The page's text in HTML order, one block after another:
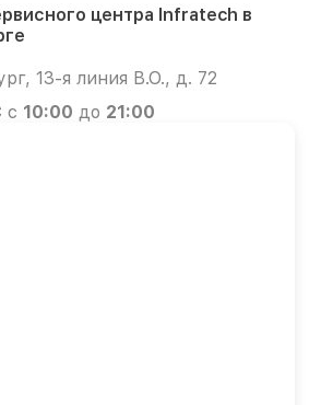
центра Infratech в
13-я линия В.О., д. 72
с 10:00 до 21:00